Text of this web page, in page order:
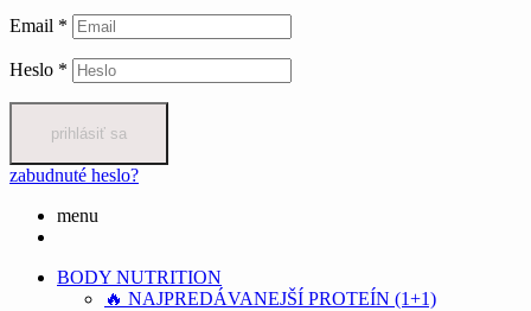
Email *
Heslo *
prihlásiť sa
zabudnuté heslo?
menu
BODY NUTRITION
🔥 NAJPREDÁVANEJŠÍ PROTEÍN (1+1)